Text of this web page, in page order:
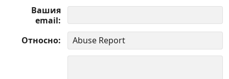
Вашия
email
Относно